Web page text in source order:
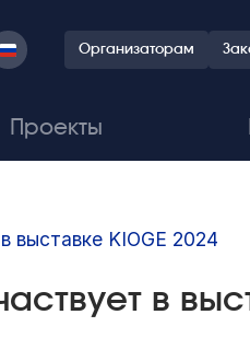
Организаторам
Проекты
выставке KIOGE 2024
в